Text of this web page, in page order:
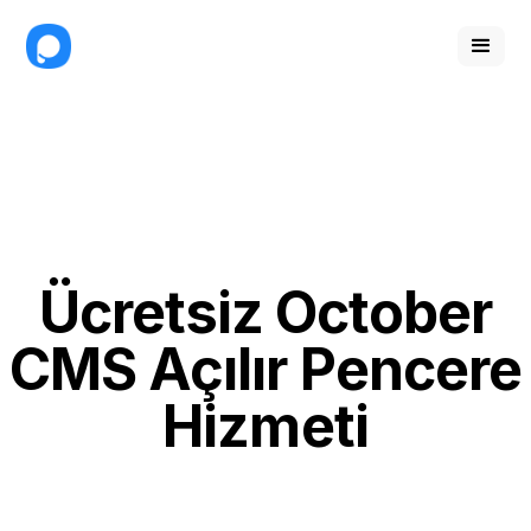
Ücretsiz October
CMS Açılır Pencere
Hizmeti